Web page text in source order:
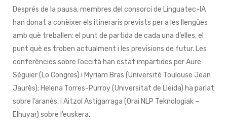
Després de la pausa, membres del consorci de Linguatec-IA
han donat a conèixer els itineraris prevists per a les llengües
amb què treballen: el punt de partida de cada una d’elles, el
punt què es troben actualment i les previsions de futur. Les
conferències sobre l’occità han estat impartides per Aure
Séguier (Lo Congres) i Myriam Bras (Université Toulouse Jean
Jaurès); Helena Torres-Purroy (Universitat de Lleida) ha parlat
sobre l’aranès, i Aitzol Astigarraga (Orai NLP Teknologiak –
Elhuyar) sobre l’euskera.